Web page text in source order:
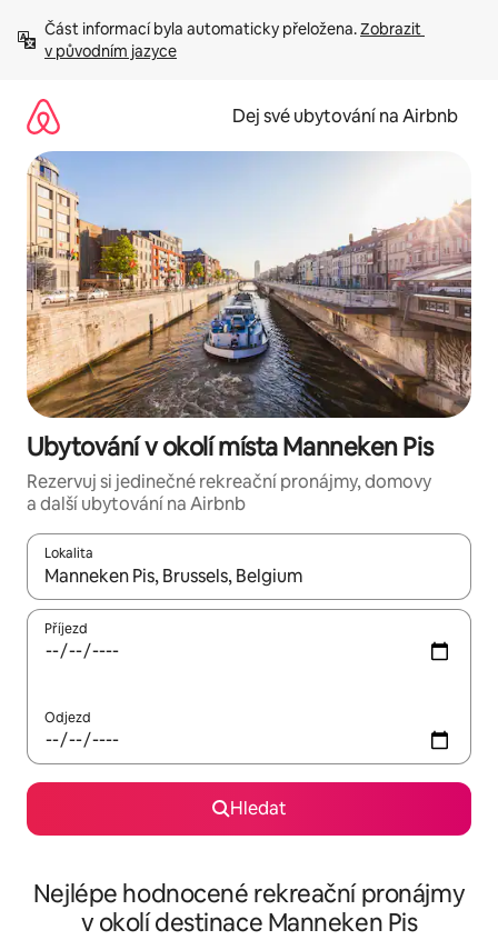
obsah
Část informací byla automaticky přeložena. Zobrazit
v původním jazyce
Dej své ubytování na Airbnb
Ubytování v okolí místa Manneken Pis
Rezervuj si jedinečné rekreační pronájmy, domovy
a další ubytování na Airbnb
Lokalita
Až budou výsledky k dispozici, můžeš si je procházet pomocí
Příjezd
Odjezd
Hledat
Nejlépe hodnocené rekreační pronájmy
v okolí destinace Manneken Pis